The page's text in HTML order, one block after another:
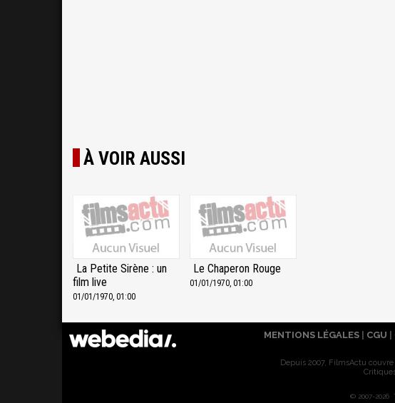
À VOIR AUSSI
La Petite Sirène : un
film live
01/01/1970, 01:00
Le Chaperon Rouge
01/01/1970, 01:00
MENTIONS LÉGALES | CGU |
Depuis 2007, FilmsActu
© 2007-